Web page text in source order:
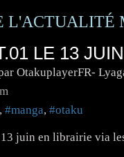
LE 13
OtakuplayerFR-
, #manga, #otaku